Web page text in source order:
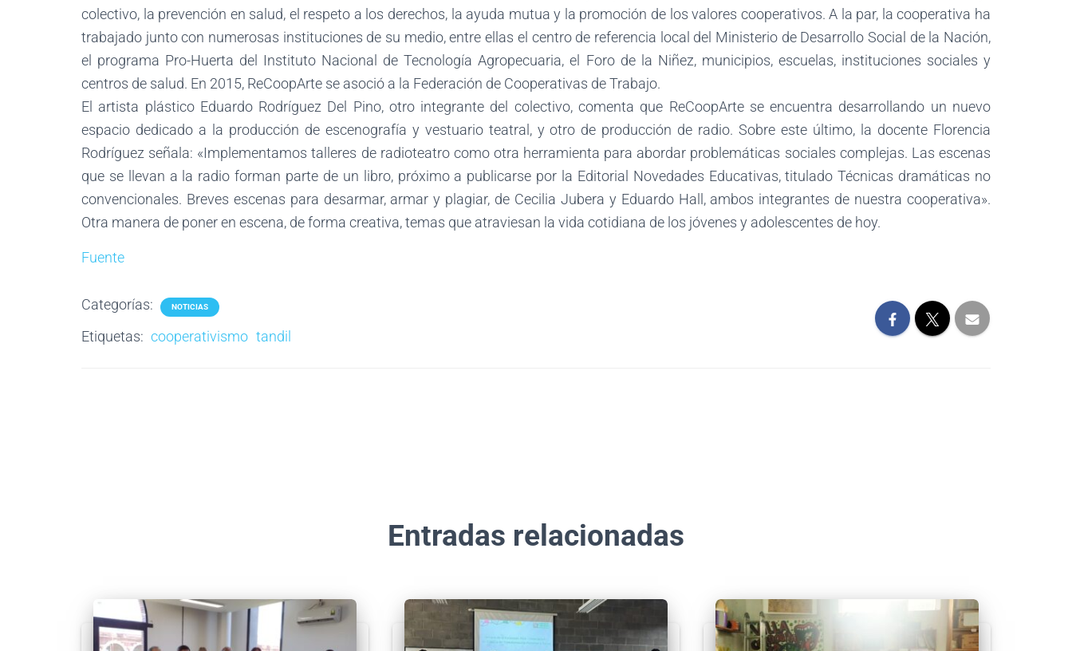
colectivo, la prevención en salud, el respeto a los derechos, la ayuda mutua y la promoción de los valores cooperativos. A la par, la cooperativa ha
trabajado junto con numerosas instituciones de su medio, entre ellas el centro de referencia local del Ministerio de Desarrollo Social de la Nación,
el programa Pro-Huerta del Instituto Nacional de Tecnología Agropecuaria, el Foro de la Niñez, municipios, escuelas, instituciones sociales y
centros de salud. En 2015, ReCoopArte se asoció a la Federación de Cooperativas de Trabajo.
El artista plástico Eduardo Rodríguez Del Pino, otro integrante del colectivo, comenta que ReCoopArte se encuentra desarrollando un nuevo
espacio dedicado a la producción de escenografía y vestuario teatral, y otro de producción de radio. Sobre este último, la docente Florencia
Rodríguez señala: «Implementamos talleres de radioteatro como otra herramienta para abordar problemáticas sociales complejas. Las escenas
que se llevan a la radio forman parte de un libro, próximo a publicarse por la Editorial Novedades Educativas, titulado Técnicas dramáticas no
convencionales. Breves escenas para desarmar, armar y plagiar, de Cecilia Jubera y Eduardo Hall, ambos integrantes de nuestra cooperativa».
Otra manera de poner en escena, de forma creativa, temas que atraviesan la vida cotidiana de los jóvenes y adolescentes de hoy.
Fuente
Categorías: NOTICIAS
Etiquetas: cooperativismo tandil
Entradas relacionadas